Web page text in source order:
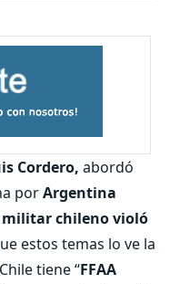
Cordero, abordó
porArgentina
chileno violó
estos temas lo ve la
tiene “FFAA